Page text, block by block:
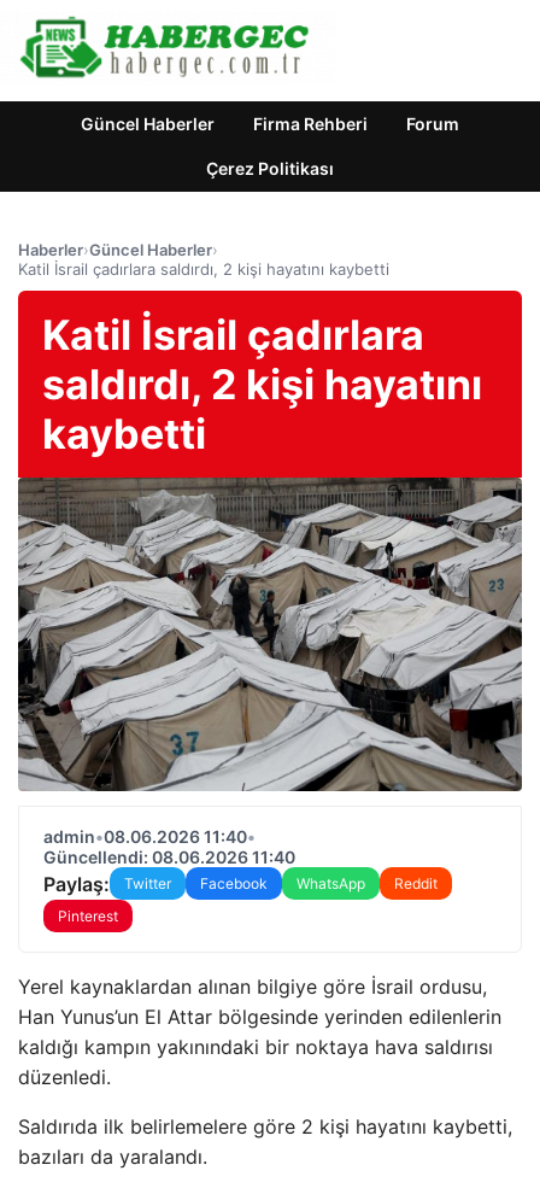
Güncel Haberler Firma Rehberi Forum
Çerez Politikası
Haberler›Güncel Haberler›
Katil İsrail çadırlara saldırdı, 2 kişi hayatını kaybetti
Katil İsrail çadırlara
saldırdı, 2 kişi hayatını
kaybetti
admin•08.06.2026 11:40•
Güncellendi: 08.06.2026 11:40
Paylaş: Twitter Facebook WhatsApp
Reddit
Pinterest
Yerel kaynaklardan alınan bilgiye göre İsrail ordusu,
Han Yunus’un El Attar bölgesinde yerinden edilenlerin
kaldığı kampın yakınındaki bir noktaya hava saldırısı
düzenledi.
Saldırıda ilk belirlemelere göre 2 kişi hayatını kaybetti,
bazıları da yaralandı.